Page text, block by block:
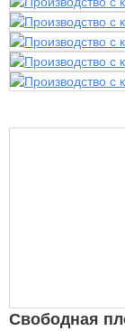
Свободная